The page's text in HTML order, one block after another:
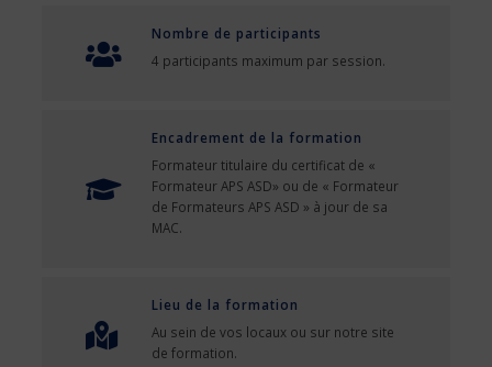
Nombre de participants
4 participants maximum par session.
Encadrement de la formation
Formateur titulaire du certificat de «
Formateur APS ASD» ou de « Formateur
de Formateurs APS ASD » à jour de sa
MAC.
Lieu de la formation
Au sein de vos locaux ou sur notre site
de formation.